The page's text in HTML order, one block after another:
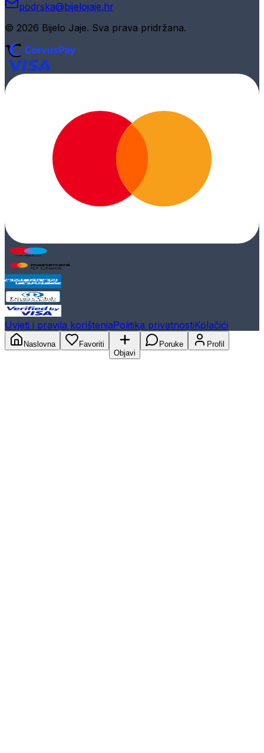
podrska@bijelojaje.hr
© 2026 Bijelo Jaje. Sva prava pridržana.
Uvjeti i pravila korištenjaPolitika privatnostiKolačići
Naslovna
Favoriti
Objavi
Poruke Profil